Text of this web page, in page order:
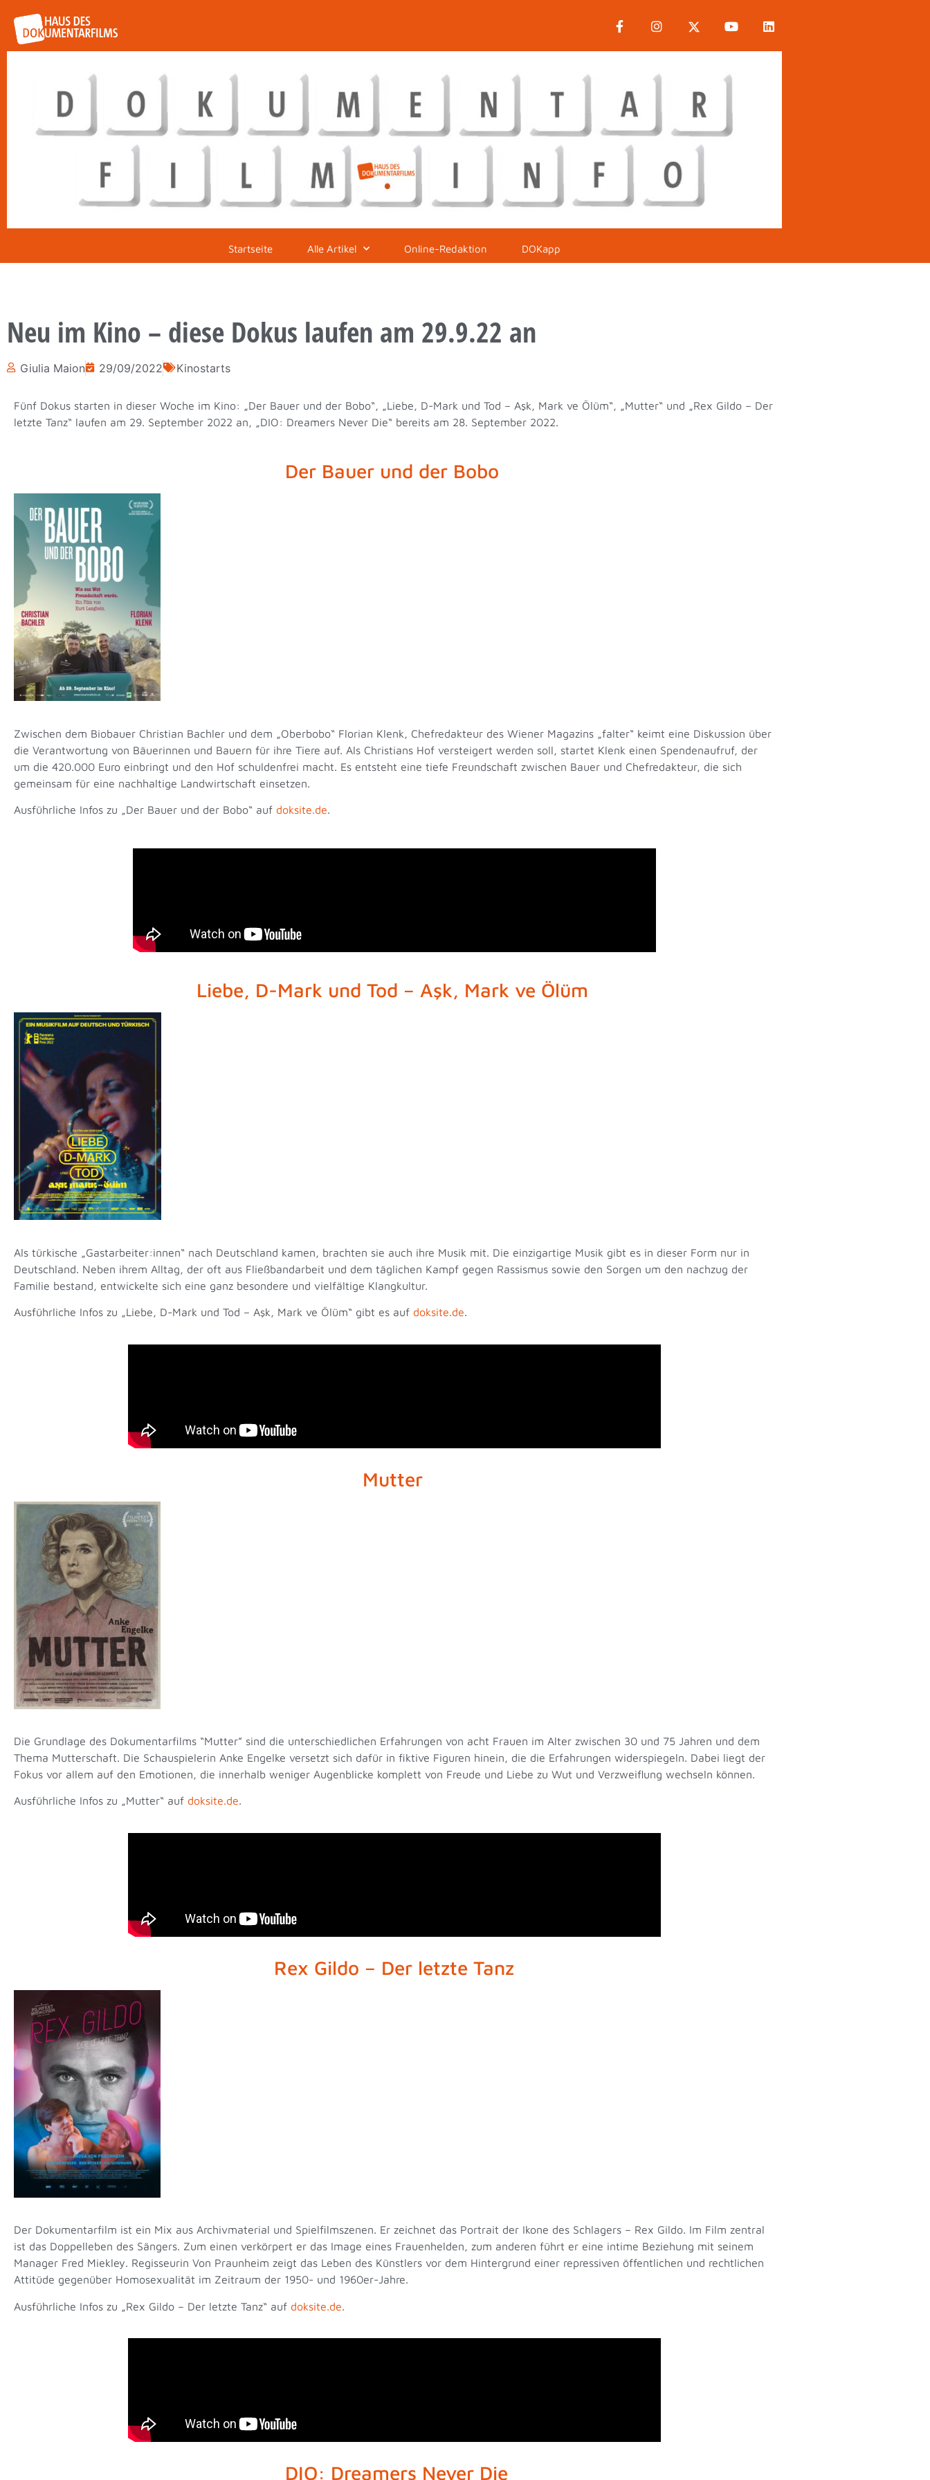
Startseite Alle Artikel Online-Redaktion DOKapp
Neu im Kino – diese Dokus laufen am 29.9.22 an
Giulia Maion 29/09/2022 Kinostarts
Fünf Dokus starten in dieser Woche im Kino: „Der Bauer und der Bobo“, „Liebe, D-Mark und Tod – Aşk, Mark ve Ölüm“, „Mutter“ und „Rex Gildo – Der
letzte Tanz“ laufen am 29. September 2022 an, „DIO: Dreamers Never Die“ bereits am 28. September 2022.
Der Bauer und der Bobo
Zwischen dem Biobauer Christian Bachler und dem „Oberbobo“ Florian Klenk, Chefredakteur des Wiener Magazins „falter“ keimt eine Diskussion über
die Verantwortung von Bäuerinnen und Bauern für ihre Tiere auf. Als Christians Hof versteigert werden soll, startet Klenk einen Spendenaufruf, der
um die 420.000 Euro einbringt und den Hof schuldenfrei macht. Es entsteht eine tiefe Freundschaft zwischen Bauer und Chefredakteur, die sich
gemeinsam für eine nachhaltige Landwirtschaft einsetzen.
Ausführliche Infos zu „Der Bauer und der Bobo“ auf doksite.de.
Liebe, D-Mark und Tod – Aşk, Mark ve Ölüm
Als türkische „Gastarbeiter:innen“ nach Deutschland kamen, brachten sie auch ihre Musik mit. Die einzigartige Musik gibt es in dieser Form nur in
Deutschland. Neben ihrem Alltag, der oft aus Fließbandarbeit und dem täglichen Kampf gegen Rassismus sowie den Sorgen um den nachzug der
Familie bestand, entwickelte sich eine ganz besondere und vielfältige Klangkultur.
Ausführliche Infos zu „Liebe, D-Mark und Tod – Aşk, Mark ve Ölüm“ gibt es auf doksite.de.
Mutter
Die Grundlage des Dokumentarfilms “Mutter” sind die unterschiedlichen Erfahrungen von acht Frauen im Alter zwischen 30 und 75 Jahren und dem
Thema Mutterschaft. Die Schauspielerin Anke Engelke versetzt sich dafür in fiktive Figuren hinein, die die Erfahrungen widerspiegeln. Dabei liegt der
Fokus vor allem auf den Emotionen, die innerhalb weniger Augenblicke komplett von Freude und Liebe zu Wut und Verzweiflung wechseln können.
Ausführliche Infos zu „Mutter“ auf doksite.de.
Rex Gildo – Der letzte Tanz
Der Dokumentarfilm ist ein Mix aus Archivmaterial und Spielfilmszenen. Er zeichnet das Portrait der Ikone des Schlagers – Rex Gildo. Im Film zentral
ist das Doppelleben des Sängers. Zum einen verkörpert er das Image eines Frauenhelden, zum anderen führt er eine intime Beziehung mit seinem
Manager Fred Miekley. Regisseurin Von Praunheim zeigt das Leben des Künstlers vor dem Hintergrund einer repressiven öffentlichen und rechtlichen
Attitüde gegenüber Homosexualität im Zeitraum der 1950- und 1960er-Jahre.
Ausführliche Infos zu „Rex Gildo – Der letzte Tanz“ auf doksite.de
DIO: Dreamers Never Die